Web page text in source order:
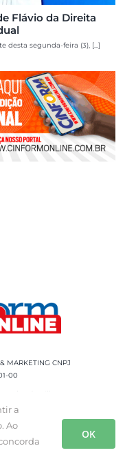
Flávio da Direita
desta segunda-feira (3), [...]
MARKETING CNPJ
00
Salgado Filho -
Fone: +55 79
a
Ao
OK